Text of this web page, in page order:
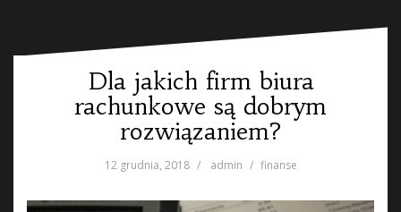
Dla jakich firm biura
rachunkowe są dobrym
rozwiązaniem?
12 grudnia, 2018 admin finanse